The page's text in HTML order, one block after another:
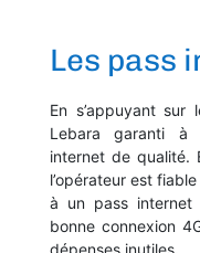
Les pass
En s’appuyant sur
Lebara garanti à
internet de qualité.
l’opérateur est
à un pass internet
bonne connexion
dépenses inutiles.